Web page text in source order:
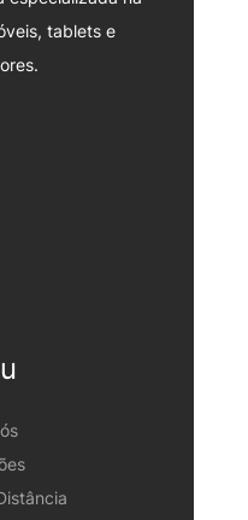
tablets e